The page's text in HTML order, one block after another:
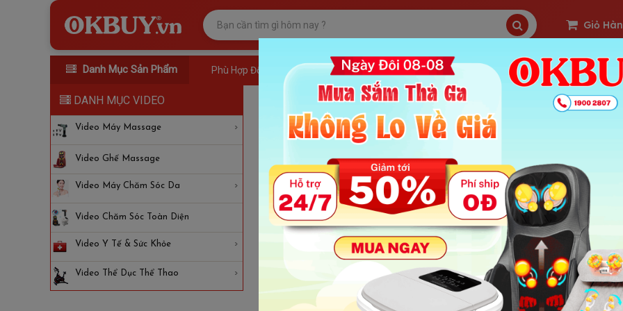
Giỏ
Danh Mục Sản Phẩm Phù Hợp Đối Tượng SP Freeship OKBUY Deal Sản Phẩm Hot
DANH MỤC VIDEO
Video Máy Massage
Video Ghế Massage
Video Máy Chăm Sóc Da
Video Chăm Sóc Toàn Diện
Video Y Tế & Sức Khỏe
Video Thể Dục Thể Thao
Video Review Máy nén ép trị liệu suy giãn tĩnh mạch chân Nikio